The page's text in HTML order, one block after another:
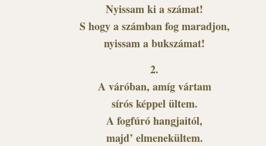
Nyissam ki a számat!
S hogy a számban fog maradjon,
nyissam a bukszámat!
2.
A váróban, amíg vártam
sírós képpel ültem.
A fogfúró hangjaitól,
majd’ elmenekültem.